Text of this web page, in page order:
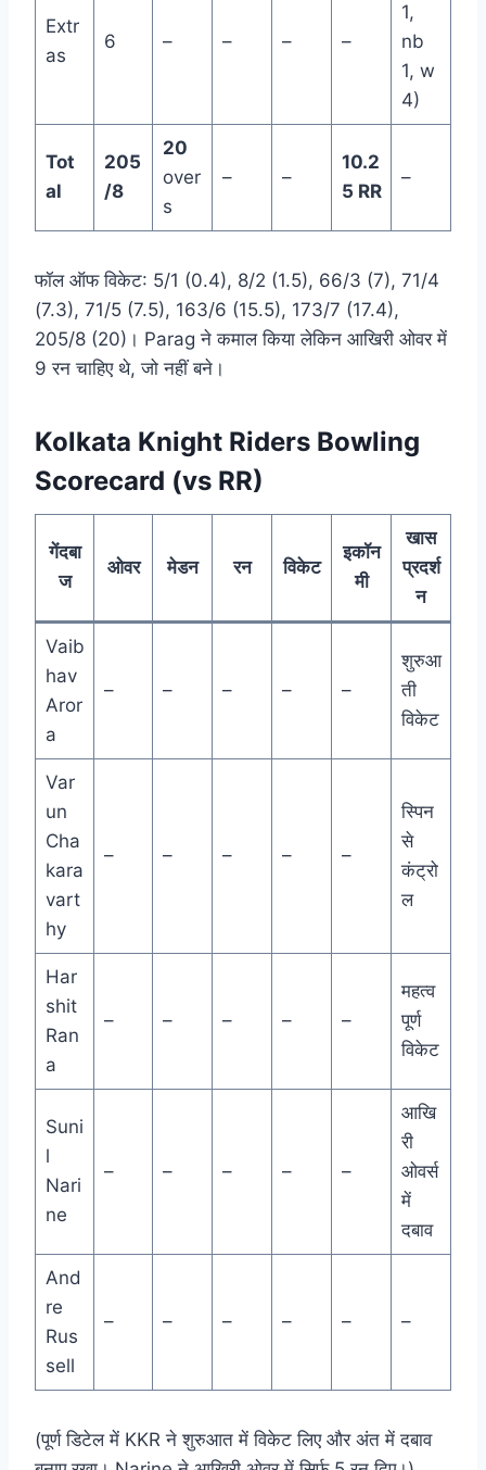
Extr
as
6 – – – –
1,
nb
1, w
4)
Tot
al
205
/8
20
over
s
– –
10.2
5 RR
–
फॉल ऑफ विकेट: 5/1 (0.4), 8/2 (1.5), 66/3 (7), 71/4
(7.3), 71/5 (7.5), 163/6 (15.5), 173/7 (17.4),
205/8 (20)। Parag ने कमाल किया लेकिन आखिरी ओवर में
9 रन चाहिए थे, जो नहीं बने।
Kolkata Knight Riders Bowling
Scorecard (vs RR)
गेंदबा
ज
ओवर मेडन रन विकेट
इकॉन
मी
खास
प्रदर्श
न
Vaib
hav
Aror
a
– – – – –
शुरुआ
ती
विकेट
Var
un
Cha
kara
vart
hy
– – – – –
स्पिन
से
कंट्रो
ल
Har
shit
Ran
a
– – – – –
महत्व
पूर्ण
विकेट
Suni
l
Nari
ne
– – – – –
आखि
री
ओवर्स
में
दबाव
And
re
Rus
sell
– – – – – –
(पूर्ण डिटेल में KKR ने शुरुआत में विकेट लिए और अंत में दबाव